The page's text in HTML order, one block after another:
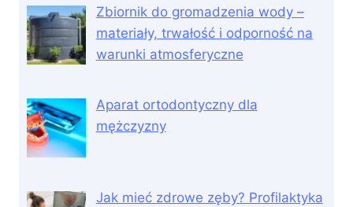
Zbiornik do gromadzenia wody –
materiały, trwałość i odporność na
warunki atmosferyczne
Aparat ortodontyczny dla
mężczyzny
Jak mieć zdrowe zęby? Profilaktyka